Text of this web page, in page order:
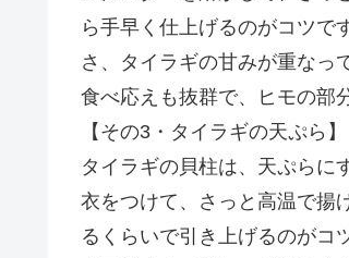
ら手早く仕上げるのがコツで
さ、タイラギの甘みが重なっ
食べ応えも抜群で、ヒモの部
【その3・タイラギの天ぷら】
タイラギの貝柱は、天ぷらに
衣をつけて、さっと高温で揚
るくらいで引き上げるのがコ